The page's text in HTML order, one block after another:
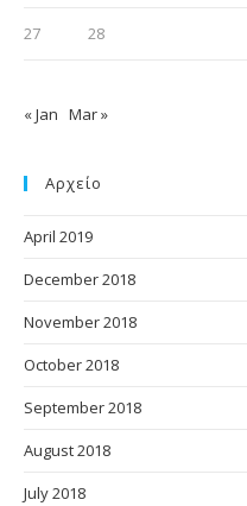
27 28
« Jan Mar »
Αρχείο
April 2019
December 2018
November 2018
October 2018
September 2018
August 2018
July 2018